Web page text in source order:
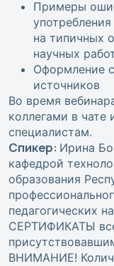
Примеры
на типичных
научных
Оформление
источников
Во время
коллегами в
специалистам.
Спикер: Ирина
кафедрой
образования
педагогических
СЕРТИФИКАТЫ
ВНИМАНИЕ!